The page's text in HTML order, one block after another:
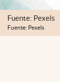
Fuente: Pexels
Fuente: Pexels